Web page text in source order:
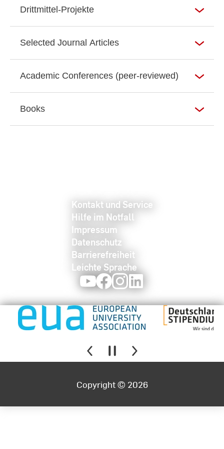
Drittmittel-Projekte
Selected Journal Articles
Academic Conferences (peer-reviewed)
Books
Kontakt und Service
Hilfe im Notfall
Impressum
Datenschutz
Barrierefreiheit
Leichte Sprache
YoutubeFacebookInstagram
Copyright © 2026